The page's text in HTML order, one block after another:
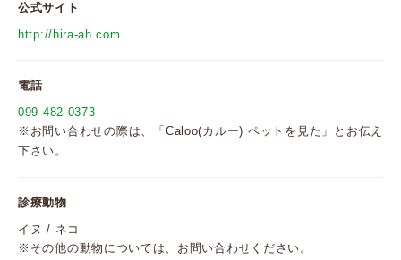
公式サイト
http://hira-ah.com
電話
099-482-0373
※お問い合わせの際は、「Caloo(カルー) ペットを見た」とお伝え
下さい。
診療動物
イヌ / ネコ
※その他の動物については、お問い合わせください。